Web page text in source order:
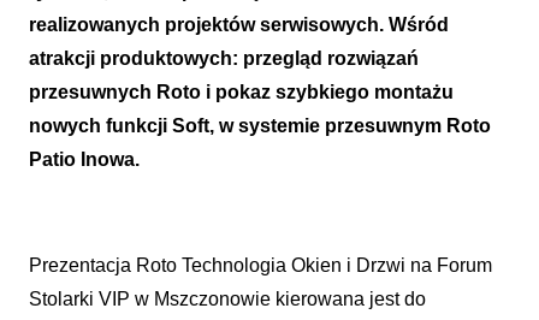
realizowanych projektów serwisowych. Wśród
atrakcji produktowych: przegląd rozwiązań
przesuwnych Roto i pokaz szybkiego montażu
nowych funkcji Soft, w systemie przesuwnym Roto
Patio Inowa.
Prezentacja Roto Technologia Okien i Drzwi na Forum
Stolarki VIP w Mszczonowie kierowana jest do